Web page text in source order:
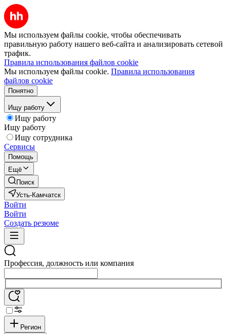
Мы используем файлы cookie, чтобы обеспечивать
правильную работу нашего веб-сайта и анализировать сетевой
трафик.
Правила использования файлов cookie
Мы используем файлы cookie. Правила использования
файлов cookie
Понятно
Ищу работу
Ищу работу
Ищу работу
Ищу сотрудника
Сервисы
Помощь
Ещё
Поиск
Усть-Камчатск
Войти
Войти
Создать резюме
Профессия, должность или компания
Регион